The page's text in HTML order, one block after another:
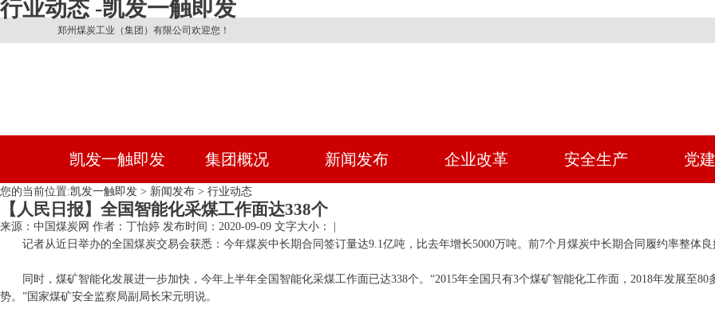
行业动态 -凯发一触即发
郑州煤炭工业（集团）有限公司欢迎您！
凯发一触即发 集团概况 新闻发布 企业改革 安全生产 党
您的当前位置:凯发一触即发 > 新闻发布 > 行业动态
【人民日报】全国智能化采煤工作面达338个
来源：中国煤炭网 作者：丁怡婷 发布时间：2020-09-09 文字大小： |
记者从近日举办的全国煤炭交易会获悉：今年煤炭中长期合同签订量达9.1亿吨，比去年增长5000万吨。前7个月煤炭中长期合同履约率整体良
同时，煤矿智能化发展进一步加快，今年上半年全国智能化采煤工作面已达338个。“2015年全国只有3个煤矿智能化工作面，2018年发展至
势。”国家煤矿安全监察局副局长宋元明说。